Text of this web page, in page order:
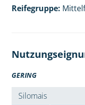
Reifegruppe:
GERING
Silomais